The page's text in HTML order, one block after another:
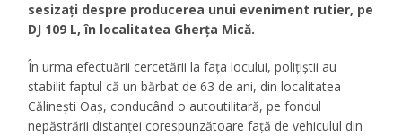
sesizați despre producerea unui eveniment rutier, pe
DJ 109 L, în localitatea Gherța Mică.
În urma efectuării cercetării la fața locului, polițiștii au
stabilit faptul că un bărbat de 63 de ani, din localitatea
Călinești Oaș, conducând o autoutilitară, pe fondul
nepăstrării distanței corespunzătoare față de vehiculul din